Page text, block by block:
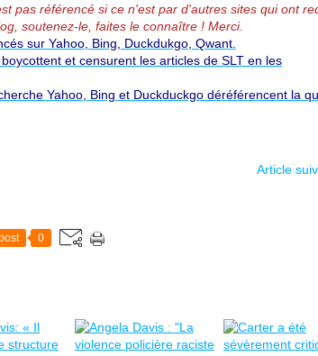
pas référencé si ce n'est par d'autres sites qui ont
soutenez-le, faites le connaître ! Merci.
sur Yahoo, Bing, Duckdukgo, Qwant.
et censurent les articles de SLT en les
Yahoo, Bing et Duckduckgo déréférencent la
Article
0